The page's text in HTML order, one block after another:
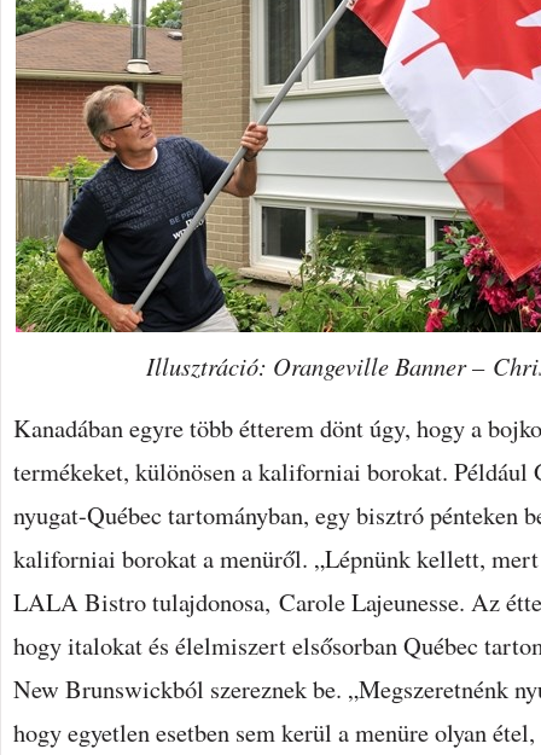
Illusztráció: Orangeville Banner –
Kanadában egyre több étterem dönt úgy, hogy a
termékeket, különösen a kaliforniai borokat. Például
nyugat-Québec tartományban, egy bisztró pénteken
kaliforniai borokat a menüről. „Lépnünk kellett,
LALA Bistro tulajdonosa, Carole Lajeunesse. Az
hogy italokat és élelmiszert elsősorban Québec
New Brunswickból szereznek be. „Megszeretnénk
hogy egyetlen esetben sem kerül a menüre olyan